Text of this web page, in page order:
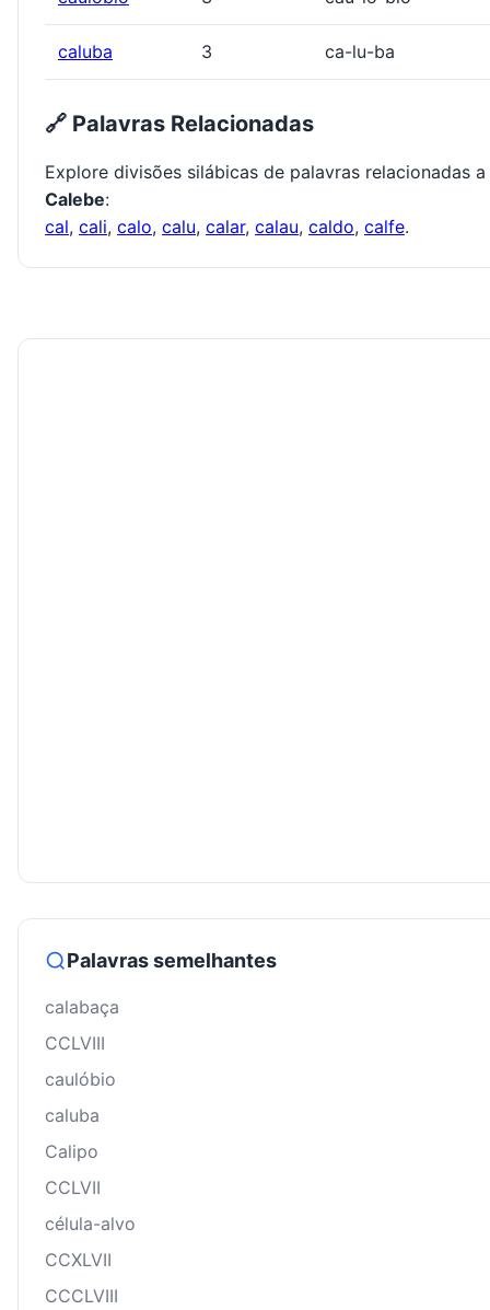
caluba 3 ca-lu-ba
🔗 Palavras Relacionadas
Explore divisões silábicas de palavras relacionadas a
Calebe:
cal, cali, calo, calu, calar, calau, caldo, calfe.
Palavras semelhantes
calabaça
CCLVIII
caulóbio
caluba
Calipo
CCLVII
célula-alvo
CCXLVII
CCCLVIII